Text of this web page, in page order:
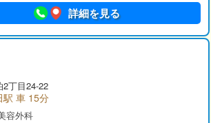
詳細を見る
2丁目24-22
駅 車 15分
容外科